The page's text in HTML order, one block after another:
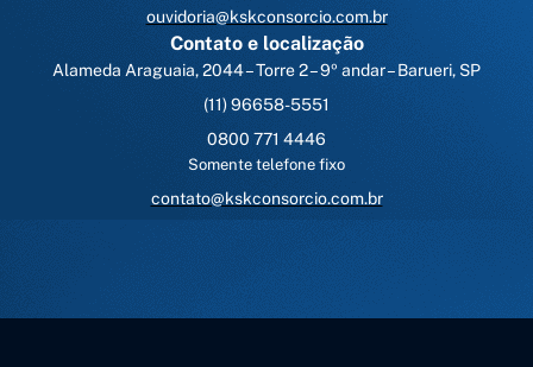
ouvidoria@kskconsorcio.com.br
Contato e localização
Alameda Araguaia, 2044 – Torre 2 – 9º andar – Barueri, SP
(11) 96658-5551
0800 771 4446
Somente telefone fixo
contato@kskconsorcio.com.br